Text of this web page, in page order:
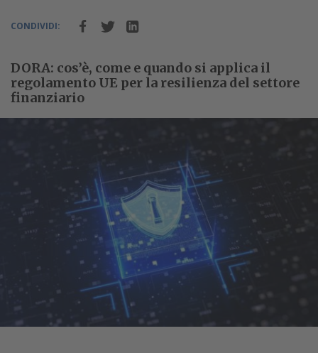
CONDIVIDI:
DORA: cos’è, come e quando si applica il
regolamento UE per la resilienza del settore
finanziario